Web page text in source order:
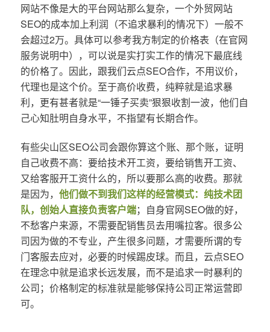
网站不像是大的平台网站那么复杂，一个外贸网站
SEO的成本加上利润（不追求暴利的情况下）一般不
会超过2万。具体可以参考我方制定的价格表（在官网
服务说明中），可以说是实打实工作的情况下最底线
的价格了。因此，跟我们云点SEO合作，不用议价，
代理也是这个价。至于高价收费，纯粹就是追求暴
利，更有甚者就是“一锤子买卖”狠狠收割一波，他们自
己心知肚明自身水平，不指望有长期合作。
有些尖山区SEO公司会跟你算这个账、那个账，证明
自己收费不高：要给技术开工资，要给销售开工资、
又给客服开工资什么的，所以要那么高的收费。那就
是因为， 他们做不到我们这样的经营模式：纯技术团
队，创始人直接负责客户端；自身官网SEO做的好，
不愁客户来源，不需要配销售员去用嘴拉客。很多公
司因为做的不专业，产生很多问题，才需要所谓的专
门客服去应对，必要的时候踢皮球。而且，云点SEO
在理念中就是追求长远发展，而不是追求一时暴利的
公司；价格制定的标准就是能够保持公司正常运营即
可。